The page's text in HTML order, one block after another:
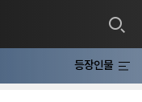
등장인물